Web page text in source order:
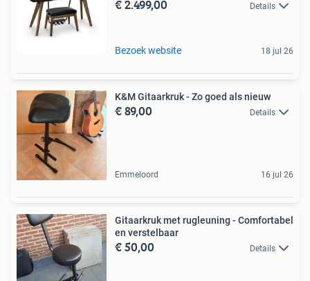
€ 2.499,00 Details
Bezoek website 18 jul 26
K&M Gitaarkruk - Zo goed als nieuw
€ 89,00 Details
Emmeloord 16 jul 26
Gitaarkruk met rugleuning - Comfortabel
en verstelbaar
€ 50,00 Details